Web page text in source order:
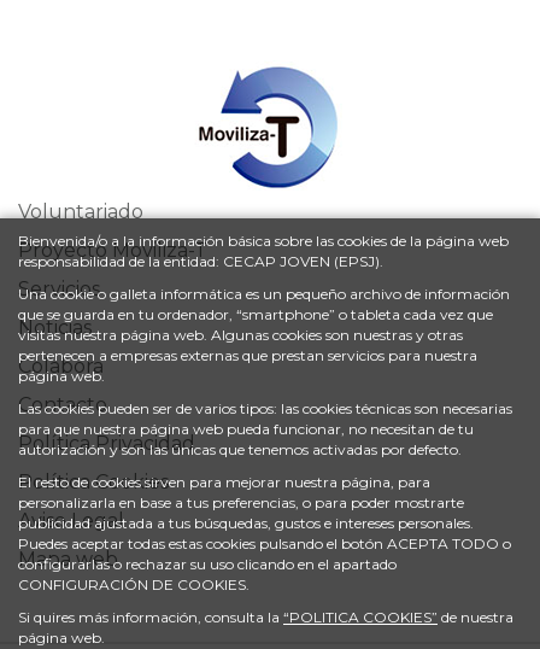
Voluntariado
Proyecto Moviliza-T
Servicios
Noticias
Colabora
Contacto
Política Privacidad
Política Cookies
Aviso Legal
Mapa web
Bienvenida/o a la información básica sobre las cookies de la página web
responsabilidad de la entidad: CECAP JOVEN (EPSJ).
Una cookie o galleta informática es un pequeño archivo de información
que se guarda en tu ordenador, “smartphone” o tableta cada vez que
visitas nuestra página web. Algunas cookies son nuestras y otras
pertenecen a empresas externas que prestan servicios para nuestra
página web.
Las cookies pueden ser de varios tipos: las cookies técnicas son necesarias
para que nuestra página web pueda funcionar, no necesitan de tu
autorización y son las únicas que tenemos activadas por defecto.
El resto de cookies sirven para mejorar nuestra página, para
personalizarla en base a tus preferencias, o para poder mostrarte
publicidad ajustada a tus búsquedas, gustos e intereses personales.
Puedes aceptar todas estas cookies pulsando el botón ACEPTA TODO o
configurarlas o rechazar su uso clicando en el apartado
CONFIGURACIÓN DE COOKIES.
Si quires más información, consulta la “POLITICA COOKIES” de nuestra
página web.